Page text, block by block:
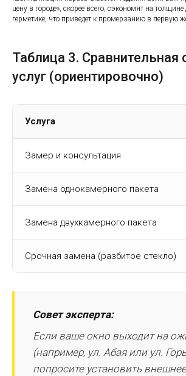
цену в городе», скорее всего, сэкономят на
герметике, что приведет к промерзанию в первую
Таблица 3. Сравнительная
услуг (ориентировочно)
Услуга
Замер и консультация
Замена однокамерного пакета
Замена двухкамерного пакета
Срочная замена (разбитое стекло)
Совет эксперта:
Если ваше окно выходит на
(например, ул. Абая или ул.
попросите установить